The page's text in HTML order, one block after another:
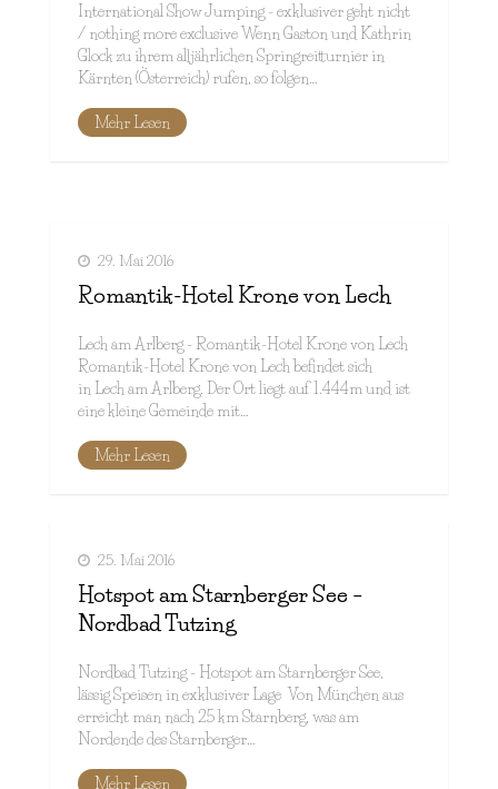
International Show Jumping - exklusiver geht nicht
/ nothing more exclusive Wenn Gaston und Kathrin
Glock zu ihrem alljährlichen Springreitturnier in
Kärnten (Österreich) rufen, so folgen…
Mehr Lesen
29. Mai 2016
Romantik-Hotel Krone von Lech
Lech am Arlberg - Romantik-Hotel Krone von Lech
Romantik-Hotel Krone von Lech befindet sich
in Lech am Arlberg. Der Ort liegt auf 1.444m und ist
eine kleine Gemeinde mit…
Mehr Lesen
25. Mai 2016
Hotspot am Starnberger See –
Nordbad Tutzing
Nordbad Tutzing - Hotspot am Starnberger See,
lässig Speisen in exklusiver Lage Von München aus
erreicht man nach 25 km Starnberg, was am
Nordende des Starnberger…
Mehr Lesen